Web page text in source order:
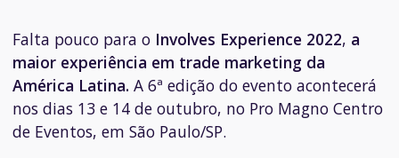
Falta pouco para o Involves Experience 2022, a
maior experiência em trade marketing da
América Latina. A 6ª edição do evento acontecerá
nos dias 13 e 14 de outubro, no Pro Magno Centro
de Eventos, em São Paulo/SP.